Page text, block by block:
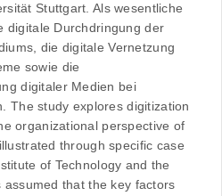
Stuttgart. Als wesentliche
digitale Durchdringung der
die digitale Vernetzung
sowie die
digitaler Medien bei
The study explores digitization
organizational perspective of
through specific case
of Technology and the
that the key factors